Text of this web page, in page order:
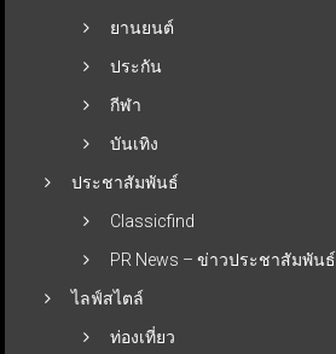
ยานยนต์
ประกัน
กีฬา
บันเทิง
ประชาสัมพันธ์
Classicfind
PR News – ข่าวประชาสัมพันธ์
ไลฟ์สไตล์
ท่องเที่ยว